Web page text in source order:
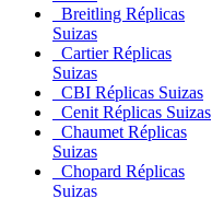
Breitling Réplicas
Suizas
Cartier Réplicas
Suizas
CBI Réplicas Suizas
Cenit Réplicas Suizas
Chaumet Réplicas
Suizas
Chopard Réplicas
Suizas